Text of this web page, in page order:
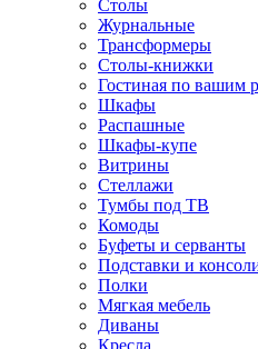
Столы
Журнальные
Трансформеры
Столы-книжки
Гостиная по вашим
Шкафы
Распашные
Шкафы-купе
Витрины
Стеллажи
Тумбы под ТВ
Комоды
Буфеты и серванты
Подставки и
Полки
Мягкая мебель
Диваны